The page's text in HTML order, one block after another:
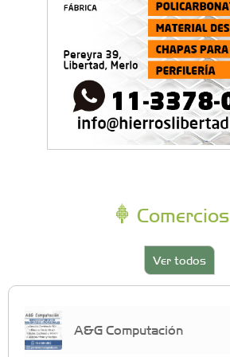
Comercios
Ver todos
A&G Computación